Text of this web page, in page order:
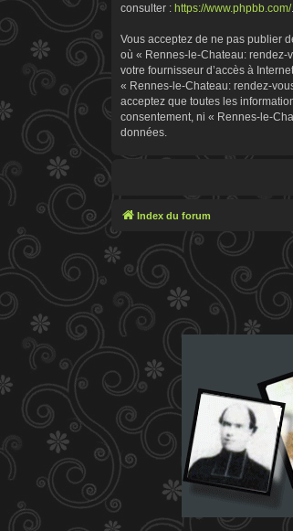
consulter : https://www.phpbb.com/.
Vous acceptez de ne pas publier
où « Rennes-le-Chateau: rendez-
votre fournisseur d’accès à
« Rennes-le-Chateau: rendez-
acceptez que toutes les
consentement, ni « Rennes-le-
données.
Index du forum